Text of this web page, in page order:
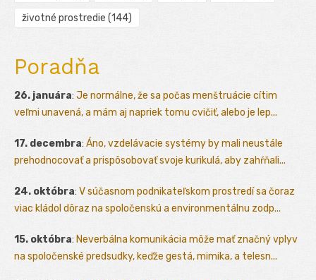
životné prostredie (144)
Poradňa
26. januára: Je normálne, že sa počas menštruácie cítim
veľmi unavená, a mám aj napriek tomu cvičiť, alebo je lep...
17. decembra: Áno, vzdelávacie systémy by mali neustále
prehodnocovať a prispôsobovať svoje kurikulá, aby zahŕňali...
24. októbra: V súčasnom podnikateľskom prostredí sa čoraz
viac kládol dôraz na spoločenskú a environmentálnu zodp...
15. októbra: Neverbálna komunikácia môže mať značný vplyv
na spoločenské predsudky, keďže gestá, mimika, a telesn...